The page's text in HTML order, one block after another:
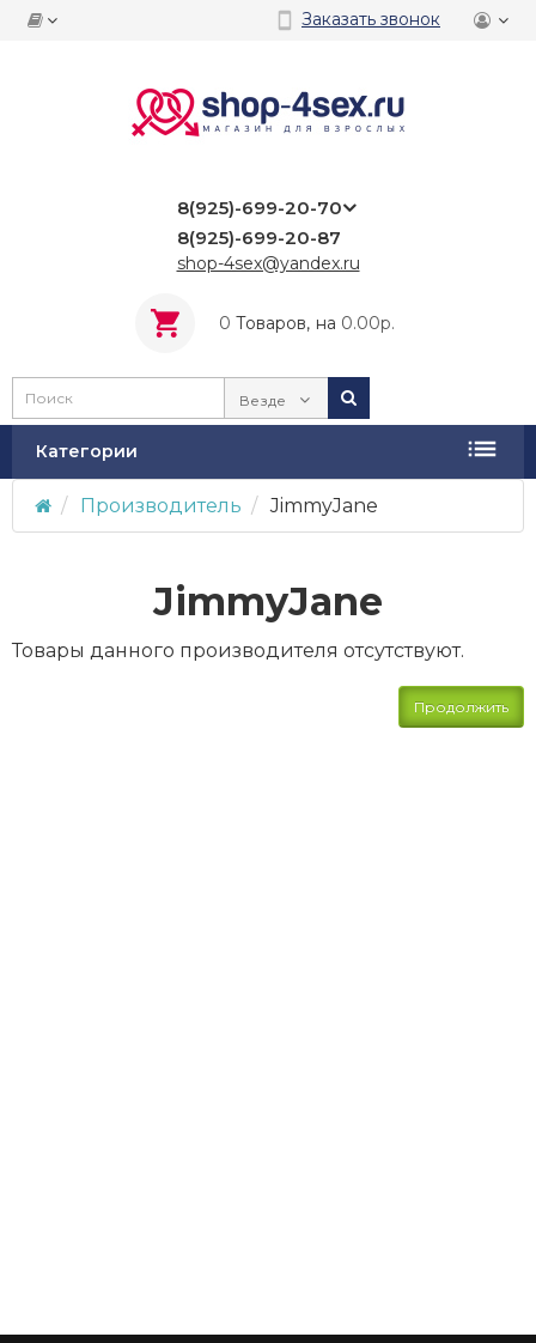
Заказать звонок
8(925)-699-20-70
8(925)-699-20-87
shop-4sex@yandex.ru
0 Tоваров, на 0.00р.
Везде
Категории
Производитель JimmyJane
JimmyJane
Товары данного производителя отсутствуют.
Продолжить